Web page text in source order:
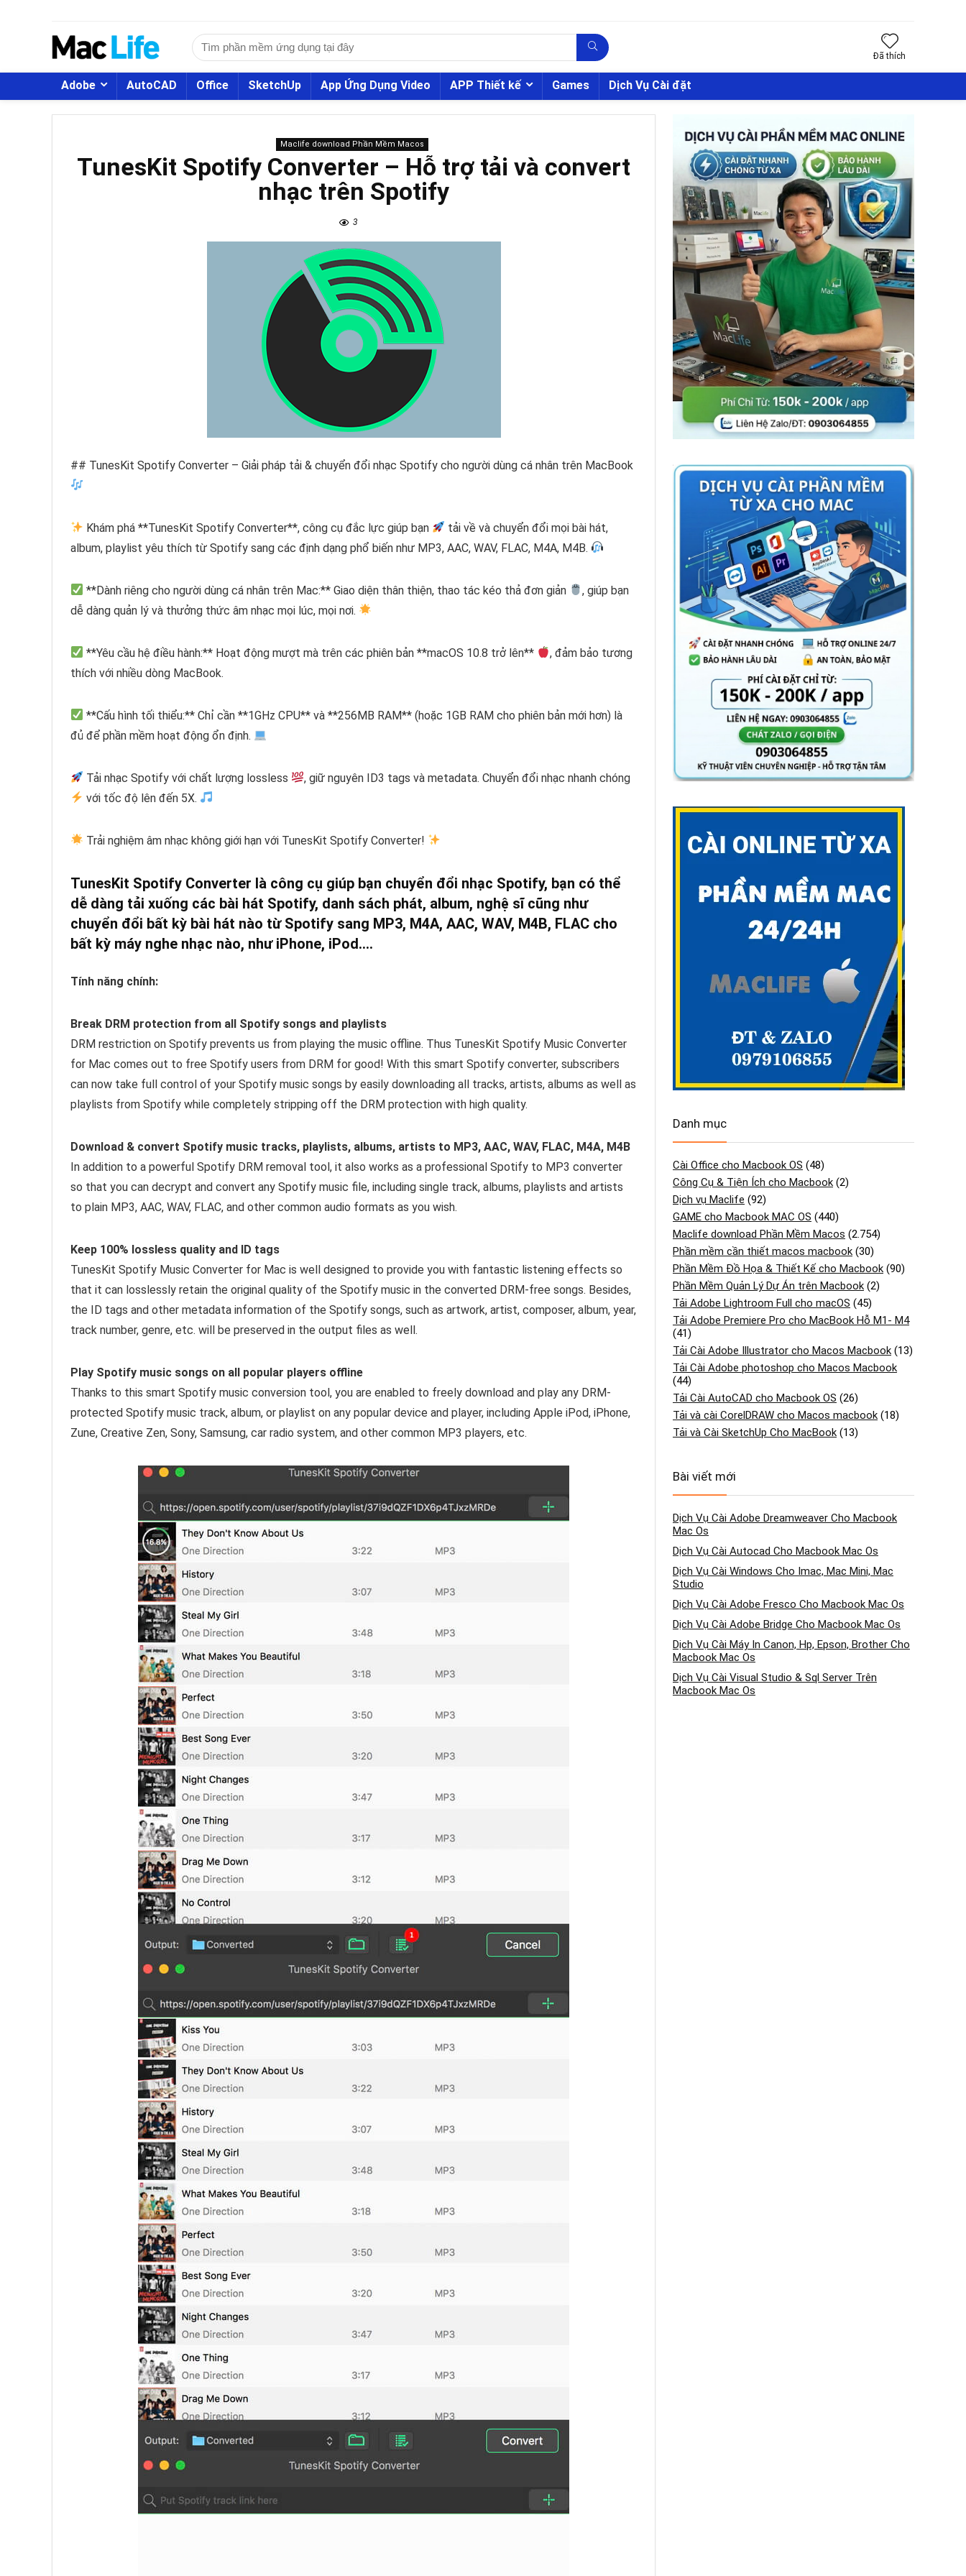
Đã thích
Adobe AutoCAD Office SketchUp App Ứng Dụng Video APP Thiết kế Games Dịch Vụ Cài đặt
Maclife download Phần Mềm Macos
TunesKit Spotify Converter – Hỗ trợ tải và convert
nhạc trên Spotify
3
## TunesKit Spotify Converter – Giải pháp tải & chuyển đổi nhạc Spotify cho người dùng cá nhân trên MacBook
Khám phá **TunesKit Spotify Converter**, công cụ đắc lực giúp bạn
tải về và chuyển đổi mọi bài hát,
album, playlist yêu thích từ Spotify sang các định dạng phổ biến như MP3, AAC, WAV, FLAC, M4A, M4B.
**Dành riêng cho người dùng cá nhân trên Mac:** Giao diện thân thiện, thao tác kéo thả đơn giản
, giúp bạn
dễ dàng quản lý và thưởng thức âm nhạc mọi lúc, mọi nơi.
**Yêu cầu hệ điều hành:** Hoạt động mượt mà trên các phiên bản **macOS 10.8 trở lên**
, đảm bảo tương
thích với nhiều dòng MacBook.
**Cấu hình tối thiểu:** Chỉ cần **1GHz CPU** và **256MB RAM** (hoặc 1GB RAM cho phiên bản mới hơn) là
đủ để phần mềm hoạt động ổn định.
Tải nhạc Spotify với chất lượng lossless
, giữ nguyên ID3 tags và metadata. Chuyển đổi nhạc nhanh chóng
với tốc độ lên đến 5X.
Trải nghiệm âm nhạc không giới hạn với TunesKit Spotify Converter!
TunesKit Spotify Converter là công cụ giúp bạn chuyển đổi nhạc Spotify, bạn có thể
dễ dàng tải xuống các bài hát Spotify, danh sách phát, album, nghệ sĩ cũng như
chuyển đổi bất kỳ bài hát nào từ Spotify sang MP3, M4A, AAC, WAV, M4B, FLAC cho
bất kỳ máy nghe nhạc nào, như iPhone, iPod….
Tính năng chính:
Break DRM protection from all Spotify songs and playlists
DRM restriction on Spotify prevents us from playing the music offline. Thus TunesKit Spotify Music Converter
for Mac comes out to free Spotify users from DRM for good! With this smart Spotify converter, subscribers
can now take full control of your Spotify music songs by easily downloading all tracks, artists, albums as well as
playlists from Spotify while completely stripping off the DRM protection with high quality.
Download & convert Spotify music tracks, playlists, albums, artists to MP3, AAC, WAV, FLAC, M4A, M4B
In addition to a powerful Spotify DRM removal tool, it also works as a professional Spotify to MP3 converter
so that you can decrypt and convert any Spotify music file, including single track, albums, playlists and artists
to plain MP3, AAC, WAV, FLAC, and other common audio formats as you wish.
Keep 100% lossless quality and ID tags
TunesKit Spotify Music Converter for Mac is well designed to provide you with fantastic listening effects so
that it can losslessly retain the original quality of the Spotify music in the converted DRM-free songs. Besides,
the ID tags and other metadata information of the Spotify songs, such as artwork, artist, composer, album, year,
track number, genre, etc. will be preserved in the output files as well.
Play Spotify music songs on all popular players offline
Thanks to this smart Spotify music conversion tool, you are enabled to freely download and play any DRM-
protected Spotify music track, album, or playlist on any popular device and player, including Apple iPod, iPhone,
Zune, Creative Zen, Sony, Samsung, car radio system, and other common MP3 players, etc.
Danh mục
Cài Office cho Macbook OS (48)
Công Cụ & Tiện Ích cho Macbook (2)
Dịch vụ Maclife (92)
GAME cho Macbook MAC OS (440)
Maclife download Phần Mềm Macos (2.754)
Phần mềm cần thiết macos macbook (30)
Phần Mềm Đồ Họa & Thiết Kế cho Macbook (90)
Phần Mềm Quản Lý Dự Án trên Macbook (2)
Tải Adobe Lightroom Full cho macOS (45)
Tải Adobe Premiere Pro cho MacBook Hỗ M1- M4
(41)
Tải Cài Adobe Illustrator cho Macos Macbook (13)
Tải Cài Adobe photoshop cho Macos Macbook
(44)
Tải Cài AutoCAD cho Macbook OS (26)
Tải và cài CorelDRAW cho Macos macbook (18)
Tải và Cài SketchUp Cho MacBook (13)
Bài viết mới
Dịch Vụ Cài Adobe Dreamweaver Cho Macbook
Mac Os
Dịch Vụ Cài Autocad Cho Macbook Mac Os
Dịch Vụ Cài Windows Cho Imac, Mac Mini, Mac
Studio
Dịch Vụ Cài Adobe Fresco Cho Macbook Mac Os
Dịch Vụ Cài Adobe Bridge Cho Macbook Mac Os
Dịch Vụ Cài Máy In Canon, Hp, Epson, Brother Cho
Macbook Mac Os
Dịch Vụ Cài Visual Studio & Sql Server Trên
Macbook Mac Os